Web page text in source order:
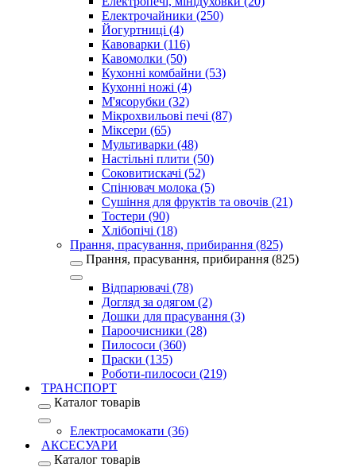
Електрочайники (250)
Йогуртниці (4)
Кавоварки (116)
Кавомолки (50)
Кухонні комбайни (53)
Кухонні ножі (4)
М'ясорубки (32)
Мікрохвильові печі (87)
Міксери (65)
Мультиварки (48)
Настільні плити (50)
Соковитискачі (52)
Спінювач молока (5)
Сушіння для фруктів та овочів (21)
Тостери (90)
Хлібопічі (18)
Прання, прасування, прибирання (825)
Прання, прасування, прибирання (825)
Відпарювачі (78)
Догляд за одягом (2)
Дошки для прасування (3)
Пароочисники (28)
Пилососи (360)
Праски (135)
Роботи-пилососи (219)
ТРАНСПОРТ
Каталог товарів
Електросамокати (36)
АКСЕСУАРИ
Каталог товарів